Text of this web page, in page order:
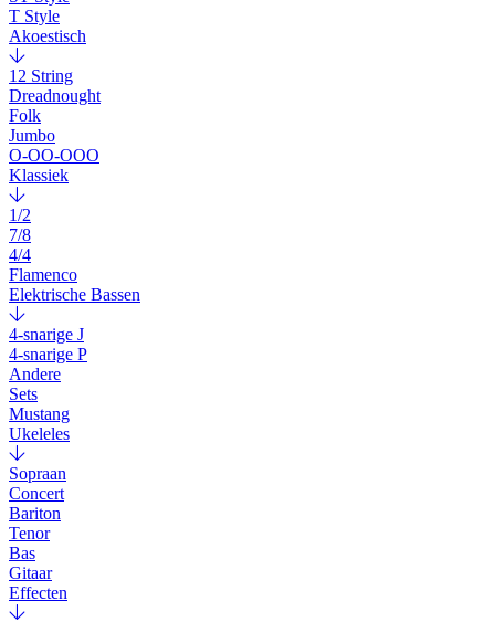
T Style
Akoestisch
12 String
Dreadnought
Folk
Jumbo
O-OO-OOO
Klassiek
1/2
7/8
4/4
Flamenco
Elektrische Bassen
4-snarige J
4-snarige P
Andere
Sets
Mustang
Ukeleles
Sopraan
Concert
Bariton
Tenor
Bas
Gitaar
Effecten